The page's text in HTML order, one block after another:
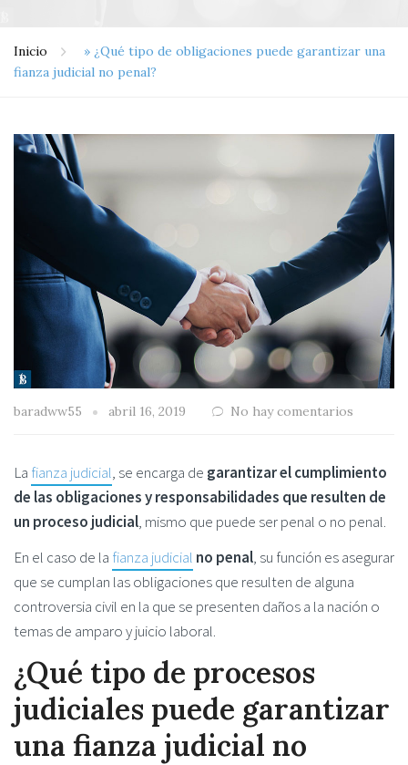
Inicio » ¿Qué tipo de obligaciones puede garantizar una
fianza judicial no penal?
baradww55 abril 16, 2019 No hay comentarios
La fianza judicial, se encarga de garantizar el cumplimiento
de las obligaciones y responsabilidades que resulten de
un proceso judicial, mismo que puede ser penal o no penal.
En el caso de la fianza judicial no penal, su función es asegurar
que se cumplan las obligaciones que resulten de alguna
controversia civil en la que se presenten daños a la nación o
temas de amparo y juicio laboral.
¿Qué tipo de procesos
judiciales puede garantizar
una fianza judicial no